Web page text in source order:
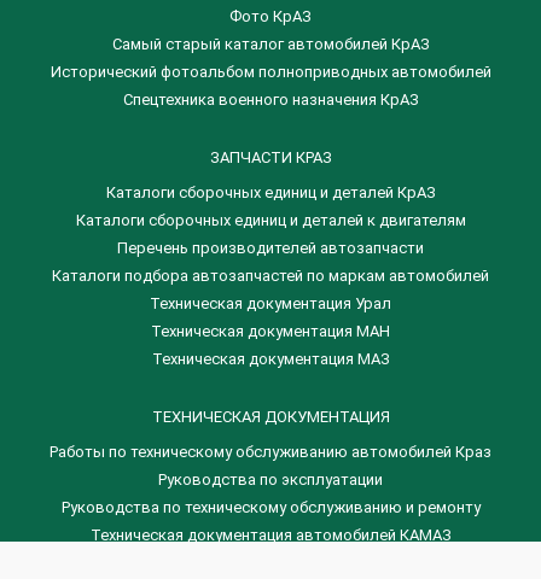
Фото КрАЗ
Самый старый каталог автомобилей КрАЗ
Исторический фотоальбом полноприводных автомобилей
Спецтехника военного назначения КрАЗ
ЗАПЧАСТИ КРАЗ
Каталоги сборочных единиц и деталей КрАЗ
​Каталоги сборочных единиц и деталей к двигателям
Перечень производителей автозапчасти
Каталоги подбора автозапчастей по маркам автомобилей
Техническая документация Урал
Техническая документация МАН
Техническая документация МАЗ
ТЕХНИЧЕСКАЯ ДОКУМЕНТАЦИЯ
Работы по техническому обслуживанию автомобилей Краз
Руководства по эксплуатации
Руководства по техническому обслуживанию и ремонту
Техническая документация автомобилей КАМАЗ